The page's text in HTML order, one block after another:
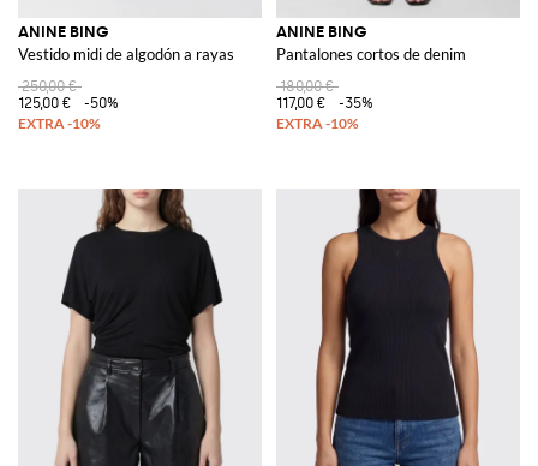
ANINE BING
Vestido midi de algodón a rayas
250,00 €
125,00 €
-50%
ANINE BING
Pantalones cortos de denim
180,00 €
117,00 €
-35%